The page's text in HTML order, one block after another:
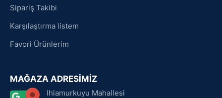
Sipariş Takibi
Karşılaştırma listem
Favori Ürünlerim
MAĞAZA ADRESİMİZ
Ihlamurkuyu Mahallesi